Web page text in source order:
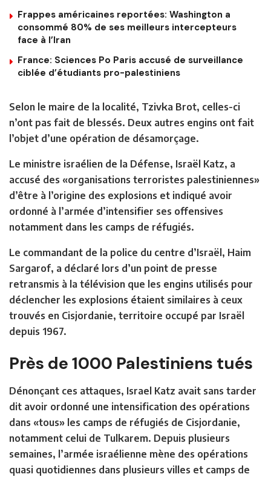
Frappes américaines reportées: Washington a
consommé 80% de ses meilleurs intercepteurs
face à l’Iran
France: Sciences Po Paris accusé de surveillance
ciblée d’étudiants pro-palestiniens
Selon le maire de la localité, Tzivka Brot, celles-ci
n’ont pas fait de blessés. Deux autres engins ont fait
l’objet d’une opération de désamorçage.
Le ministre israélien de la Défense, Israël Katz, a
accusé des «organisations terroristes palestiniennes»
d’être à l’origine des explosions et indiqué avoir
ordonné à l’armée d’intensifier ses offensives
notamment dans les camps de réfugiés.
Le commandant de la police du centre d’Israël, Haim
Sargarof, a déclaré lors d’un point de presse
retransmis à la télévision que les engins utilisés pour
déclencher les explosions étaient similaires à ceux
trouvés en Cisjordanie, territoire occupé par Israël
depuis 1967.
Près de 1000 Palestiniens tués
Dénonçant ces attaques, Israel Katz avait sans tarder
dit avoir ordonné une intensification des opérations
dans «tous» les camps de réfugiés de Cisjordanie,
notamment celui de Tulkarem. Depuis plusieurs
semaines, l’armée israélienne mène des opérations
quasi quotidiennes dans plusieurs villes et camps de